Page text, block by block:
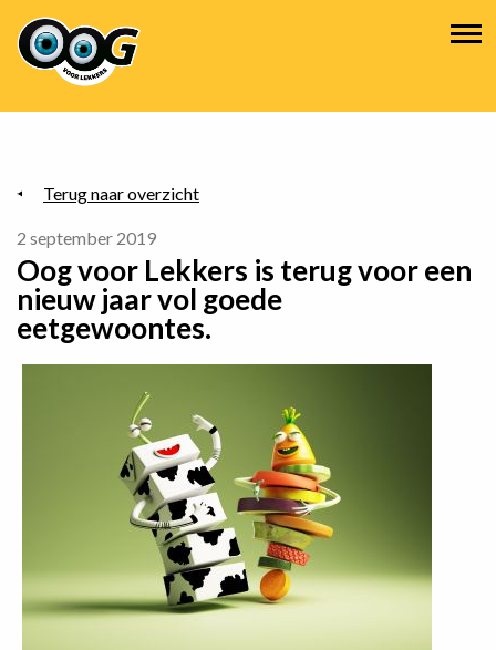
Overslaan
en
naar
inhoud
Hoofdnavigatie
Terug naar overzicht
2 september 2019
Oog voor Lekkers is terug voor een
nieuw jaar vol goede
eetgewoontes.